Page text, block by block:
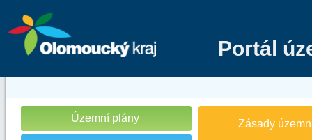
Portál
Územní plány Zásady